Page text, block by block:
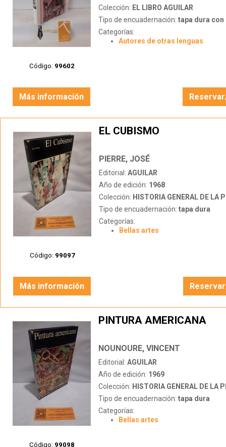
Código: 99602
Colección: EL LIBRO AGUILAR
Tipo de encuadernación: tapa dura con
Categorías:
Autores de otras lenguas
Más información
Código: 99097
EL CUBISMO
PIERRE, JOSÉ
Editorial: AGUILAR
Año de edición: 1968
Colección: HISTORIA GENERAL DE LA
Tipo de encuadernación: tapa dura
Categorías:
Bellas artes
Más información
Código: 99098
PINTURA AMERICANA
NOUNOURE, VINCENT
Editorial: AGUILAR
Año de edición: 1969
Colección: HISTORIA GENERAL DE LA
Tipo de encuadernación: tapa dura
Categorías:
Bellas artes